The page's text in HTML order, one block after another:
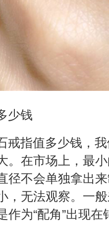
少钱
戒指值多少钱，
。在市场上，最
径不会单独拿出
，无法观察。一
作为“配角”出现